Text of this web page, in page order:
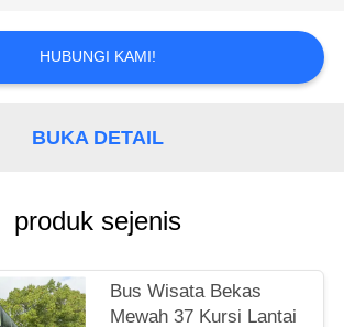
HUBUNGI KAMI!
BUKA DETAIL
produk sejenis
Bus Wisata Bekas
Mewah 37 Kursi Lantai